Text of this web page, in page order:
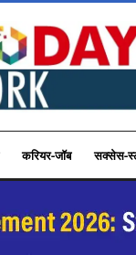
करियर-जॉब सक्सेस-